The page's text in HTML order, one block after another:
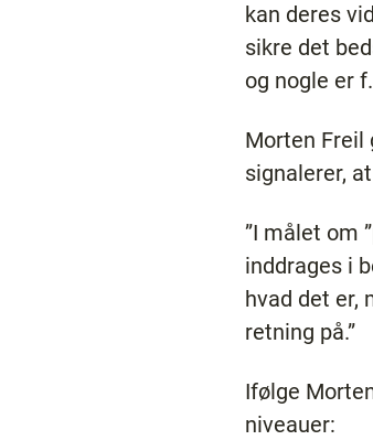
kan deres
sikre det
og nogle er
Morten Freil
signalerer,
”I målet om
inddrages i
hvad det er,
retning på.”
Ifølge
niveauer: